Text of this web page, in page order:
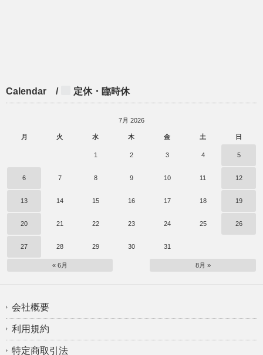
Calendar / 定休・臨時休
7月 2026
月 火 水 木 金 土 日
1 2 3 4 5
6 7 8 9 10 11 12
13 14 15 16 17 18 19
20 21 22 23 24 25 26
27 28 29 30 31
« 6月 8月 »
会社概要
利用規約
特定商取引法